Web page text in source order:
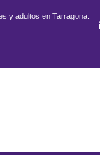
y adultos en Tarragona.